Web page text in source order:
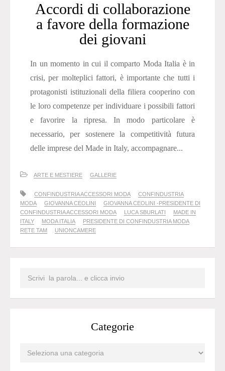
Accordi di collaborazione
a favore della formazione
dei giovani
In un momento in cui il comparto Moda Italia è in
crisi, per molteplici fattori, è importante che tutti i
protagonisti istituzionali della filiera cooperino con
le loro competenze per individuare i possibili fattori
e favorire la ripresa. In modo particolare è
necessario, per sostenere la competitività futura
delle imprese del Made in Italy, accompagnare...
ARTE E MESTIERE GALLERIE
CONFINDUSTRIA ACCESSORI MODA
CONFINDUSTRIA
MODA
GIOVANNA CEOLINI
GIOVANNA CEOLINI -PRESIDENTE DI
CONFINDUSTRIA ACCESSORI MODA
LUCA SBURLATI
MADE IN
ITALY
MODA ITALIA
PRESIDENTE DI CONFINDUSTRIA MODA
RETE TAM
UNIONCAMERE
Categorie